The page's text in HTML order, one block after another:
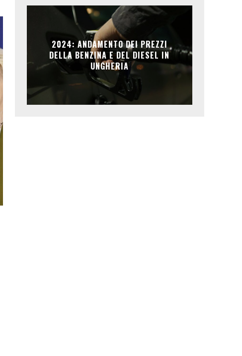
2024: ANDAMENTO DEI PREZZI
DELLA BENZINA E DEL DIESEL IN
UNGHERIA